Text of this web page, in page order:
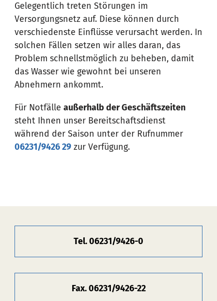
Gelegentlich treten Störungen im
Versorgungsnetz auf. Diese können durch
verschiedenste Einflüsse verursacht werden. In
solchen Fällen setzen wir alles daran, das
Problem schnellstmöglich zu beheben, damit
das Wasser wie gewohnt bei unseren
Abnehmern ankommt.
Für Notfälle außerhalb der Geschäftszeiten
steht Ihnen unser Bereitschaftsdienst
während der Saison unter der Rufnummer
06231/9426 29 zur Verfügung.
Tel. 06231/9426-0
Fax. 06231/9426-22